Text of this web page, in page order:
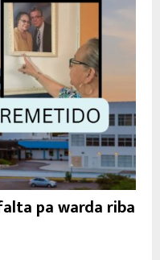
pa warda riba